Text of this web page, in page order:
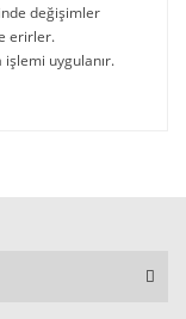
değişimler
erirler.
uygulanır.